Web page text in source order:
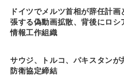
ドイツでメルツ首相が辞任計画
張する偽動画拡散、背後にロシ
情報工作組織
サウジ、トルコ、パキスタンが
防衛協定締結